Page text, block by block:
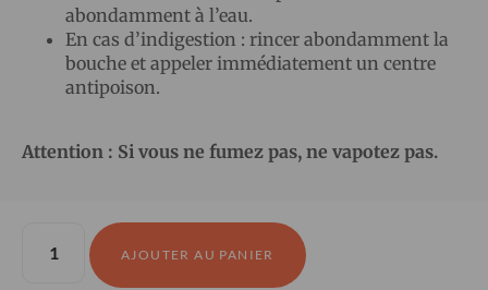
abondamment à l’eau.
En cas d’indigestion : rincer abondamment la
bouche et appeler immédiatement un centre
antipoison.
Attention : Si vous ne fumez pas, ne vapotez pas.
AJOUTER AU PANIER